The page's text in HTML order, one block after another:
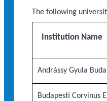
The following
Institution Name
Andrássy Gyula
Budapesti Corvinus